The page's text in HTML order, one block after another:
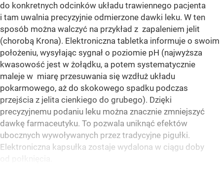
do konkretnych odcinków układu trawiennego pacjenta
i tam uwalnia precyzyjnie odmierzone dawki leku. W ten
sposób można walczyć na przykład z zapaleniem jelit
(chorobą Krona). Elektroniczna tabletka informuje o swoim
położeniu, wysyłając sygnał o poziomie pH (najwyższa
kwasowość jest w żołądku, a potem systematycznie
maleje w miarę przesuwania się wzdłuż układu
pokarmowego, aż do skokowego spadku podczas
przejścia z jelita cienkiego do grubego). Dzięki
precyzyjnemu podaniu leku można znacznie zmniejszyć
dawkę farmaceutyku. To pozwala uniknąć efektów
ubocznych wywoływanych przez tradycyjne pigułki.
Elektroniczna kapsułka zostaje wydalona w ciągu doby